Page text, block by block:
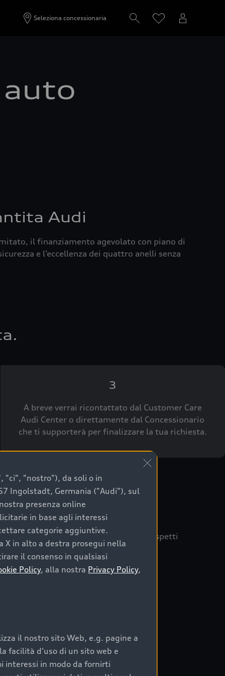
Seleziona concessionaria
Audi
il finanziamento agevolato con piano di
e l’eccellenza dei quattro anelli senza
3
A breve verrai ricontattato dal Customer Care
Audi Center o direttamente dal Concessionario
che ti supporterà per finalizzare la tua richiesta.
sicuro, è essenziale considerare aspetti
Prima Scelta :plus
nel tempo;
"ci", "nostro"), da soli o in
Ingolstadt, Germania ("Audi"), sul
presenza online
in base agli interessi
categorie aggiuntive.
in alto a destra prosegui nella
il consenso in qualsiasi
Policy, alla nostra Privacy Policy,
il nostro sito Web, e.g. pagine a
facilità d'uso di un sito web e
interessi in modo da fornirti